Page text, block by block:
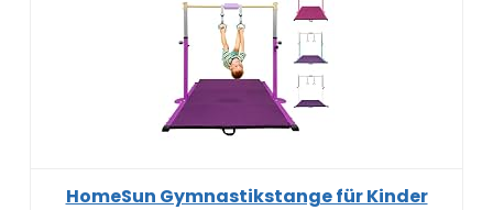
HomeSun Gymnastikstange für Kinder